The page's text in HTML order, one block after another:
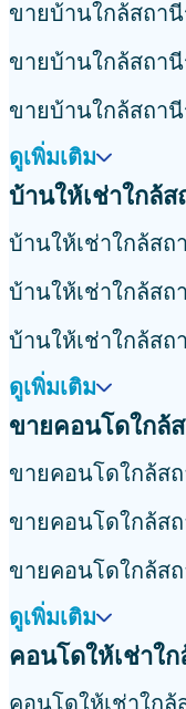
ขายบ้านใกล้สถา
ขายบ้านใกล้สถา
ขายบ้านใกล้สถา
ดูเพิ่มเติม
บ้านให้เช่าใกล้
บ้านให้เช่าใกล้ส
บ้านให้เช่าใกล้สถ
บ้านให้เช่าใกล้ส
ดูเพิ่มเติม
ขายคอนโดใกล้
ขายคอนโดใกล้ส
ขายคอนโดใกล้ส
ขายคอนโดใกล้ส
ดูเพิ่มเติม
คอนโดให้เช่าใ
คอนโดให้เช่าใก